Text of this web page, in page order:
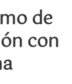
de
con